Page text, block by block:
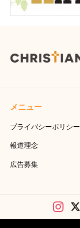
メニュー
プライバシーポリシー
報道理念
広告募集